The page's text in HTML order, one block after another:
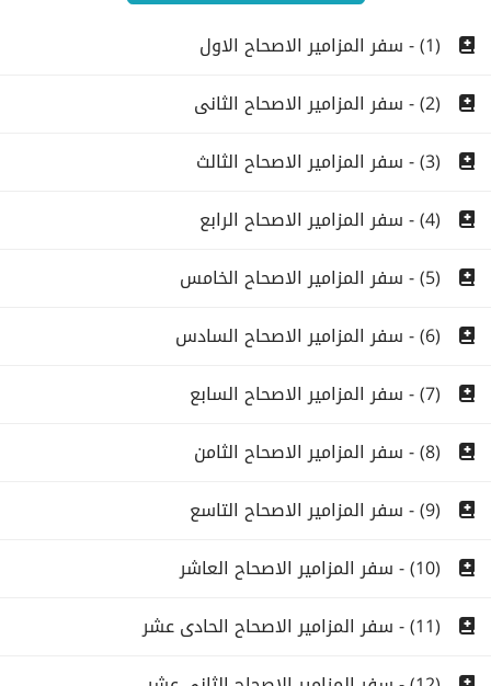
(1) - سفر المزامير الاصحاح الاول
(2) - سفر المزامير الاصحاح الثانى
(3) - سفر المزامير الاصحاح الثالث
(4) - سفر المزامير الاصحاح الرابع
(5) - سفر المزامير الاصحاح الخامس
(6) - سفر المزامير الاصحاح السادس
(7) - سفر المزامير الاصحاح السابع
(8) - سفر المزامير الاصحاح الثامن
(9) - سفر المزامير الاصحاح التاسع
(10) - سفر المزامير الاصحاح العاشر
(11) - سفر المزامير الاصحاح الحادى عشر